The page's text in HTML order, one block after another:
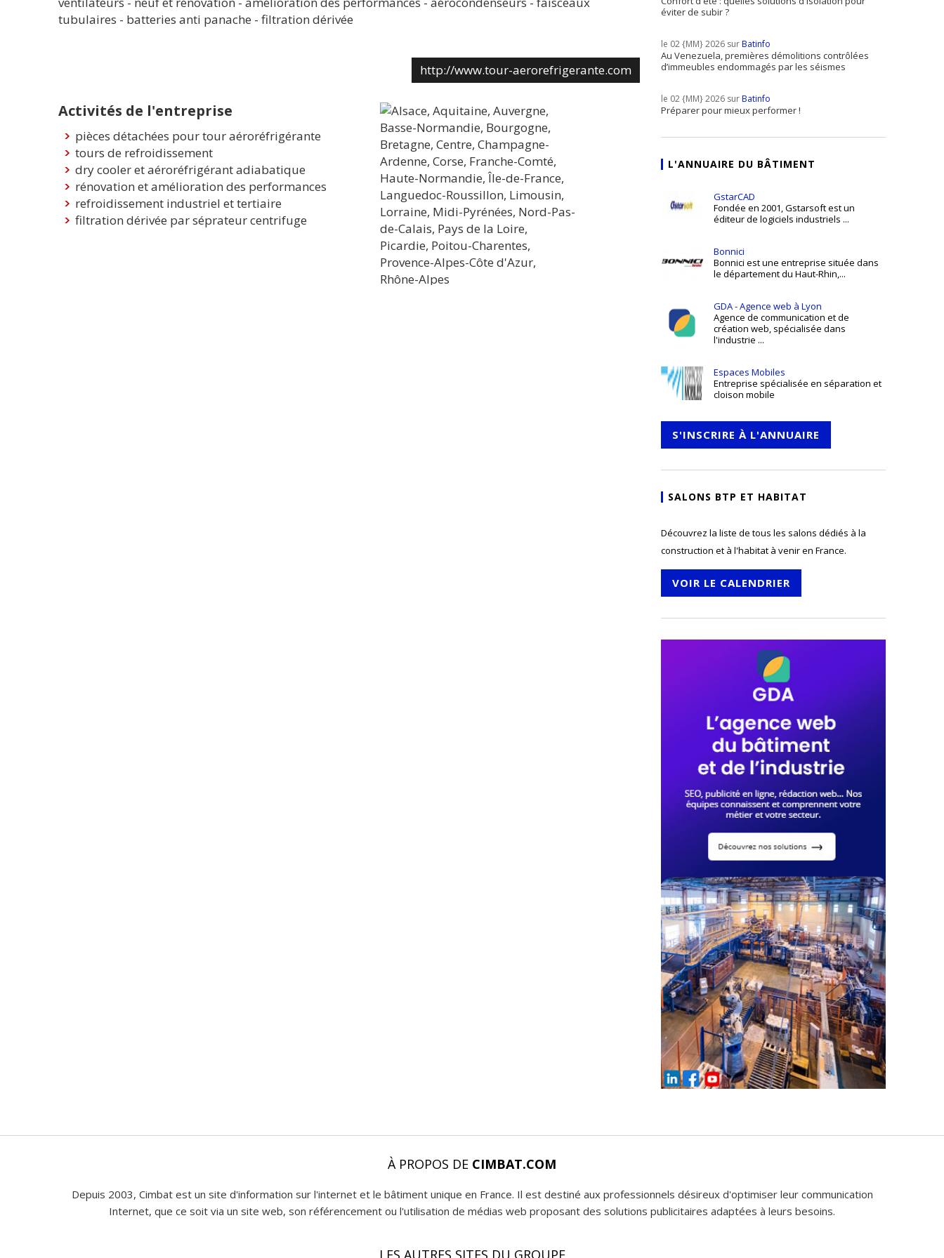
tubulaires - batteries anti panache - filtration dérivée
http://www.tour-aerorefrigerante.com
Activités de l'entreprise
pièces détachées pour tour aéroréfrigérante
tours de refroidissement
dry cooler et aéroréfrigérant adiabatique
rénovation et amélioration des performances
refroidissement industriel et tertiaire
filtration dérivée par séprateur centrifuge
éviter de subir ?
le 02 {MM} 2026 surBatinfo
Au Venezuela, premières démolitions contrôlées
d’immeubles endommagés par les séismes
le 02 {MM} 2026 surBatinfo
Préparer pour mieux performer !
L'ANNUAIRE DU BÂTIMENT
GstarCAD
Fondée en 2001, Gstarsoft est un
éditeur de logiciels industriels ...
Bonnici
Bonnici est une entreprise située dans
le département du Haut-Rhin,...
GDA - Agence web à Lyon
Agence de communication et de
création web, spécialisée dans
l'industrie ...
Espaces Mobiles
Entreprise spécialisée en séparation et
cloison mobile
S'INSCRIRE À L'ANNUAIRE
SALONS BTP ET HABITAT
Découvrez la liste de tous les salons dédiés à la
construction et à l'habitat à venir en France.
VOIR LE CALENDRIER
À PROPOS DE CIMBAT.COM
Depuis 2003, Cimbat est un site d'information sur l'internet et le bâtiment unique en France. Il est destiné aux professionnels désireux d'optimiser leur communication
Internet, que ce soit via un site web, son référencement ou l'utilisation de médias web proposant des solutions publicitaires adaptées à leurs besoins.
LES AUTRES SITES DU GROUPE